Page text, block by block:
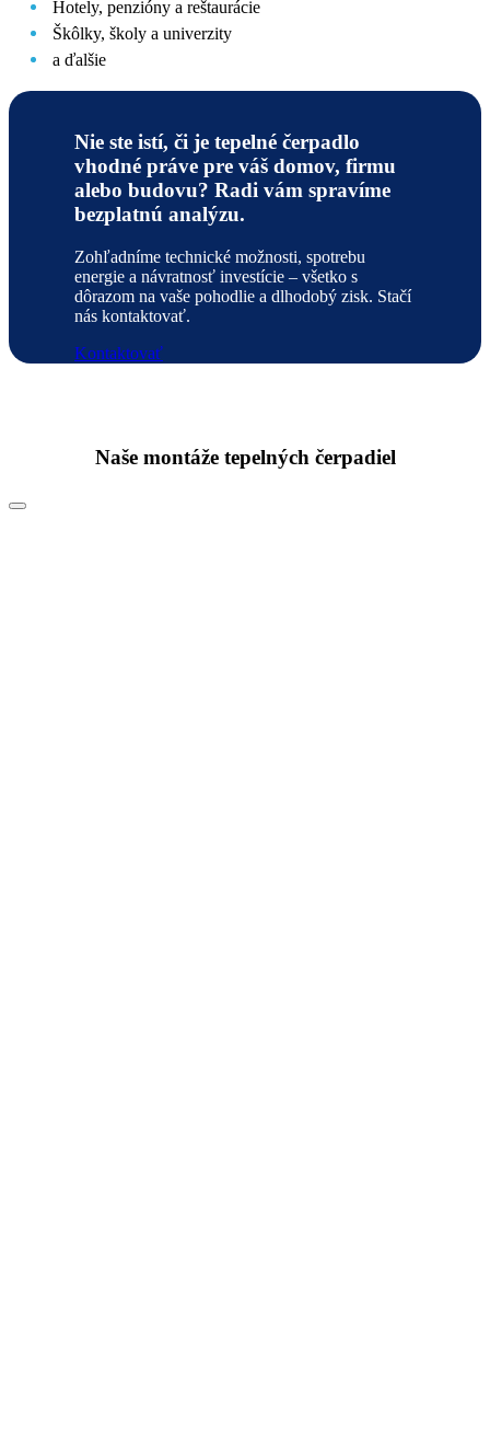
Hotely, penzióny a reštaurácie
Škôlky, školy a univerzity
a ďalšie
Nie ste istí, či je tepelné čerpadlo
vhodné práve pre váš domov, firmu
alebo budovu? Radi vám spravíme
bezplatnú analýzu.
Zohľadníme technické možnosti, spotrebu
energie a návratnosť investície – všetko s
dôrazom na vaše pohodlie a dlhodobý zisk. Stačí
nás kontaktovať.
Kontaktovať
Naše montáže tepelných čerpadiel